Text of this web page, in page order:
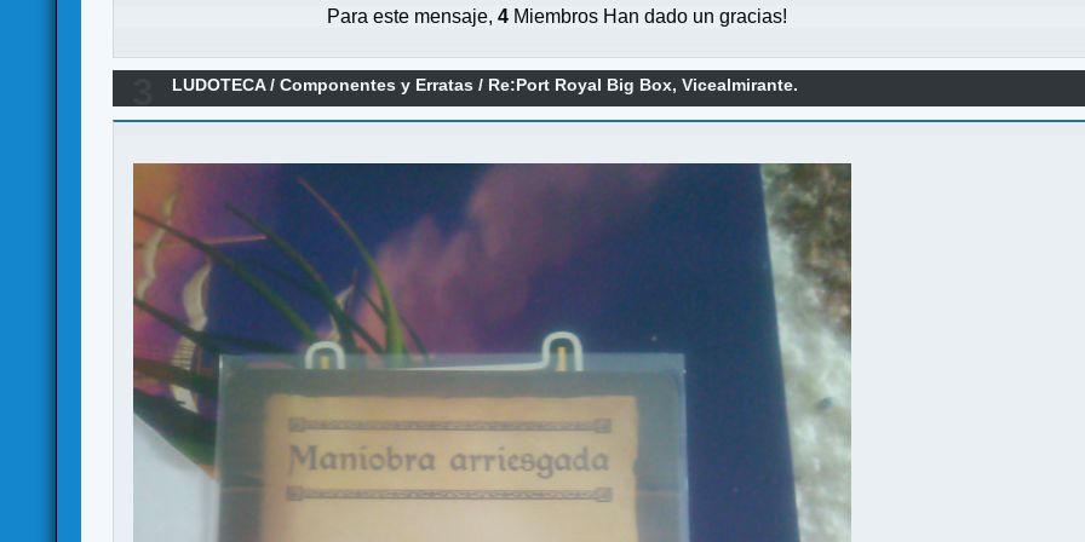
Para este mensaje,4 Miembros Han dado un gracias!
LUDOTECA/Componentes y Erratas / Re:Port Royal Big Box, Vicealmirante.